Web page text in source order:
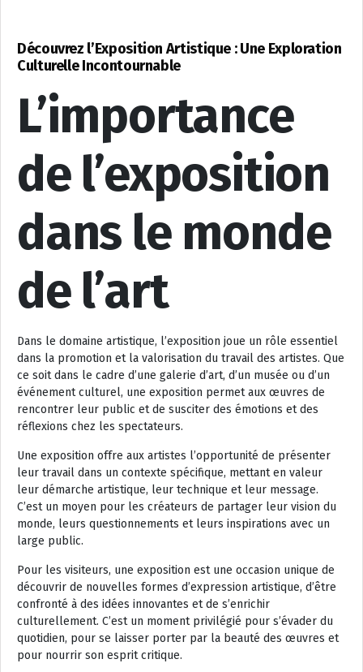
Découvrez l’Exposition Artistique : Une Exploration
Culturelle Incontournable
L’importance
de l’exposition
dans le monde
de l’art
Dans le domaine artistique, l’exposition joue un rôle essentiel
dans la promotion et la valorisation du travail des artistes. Que
ce soit dans le cadre d’une galerie d’art, d’un musée ou d’un
événement culturel, une exposition permet aux œuvres de
rencontrer leur public et de susciter des émotions et des
réflexions chez les spectateurs.
Une exposition offre aux artistes l’opportunité de présenter
leur travail dans un contexte spécifique, mettant en valeur
leur démarche artistique, leur technique et leur message.
C’est un moyen pour les créateurs de partager leur vision du
monde, leurs questionnements et leurs inspirations avec un
large public.
Pour les visiteurs, une exposition est une occasion unique de
découvrir de nouvelles formes d’expression artistique, d’être
confronté à des idées innovantes et de s’enrichir
culturellement. C’est un moment privilégié pour s’évader du
quotidien, pour se laisser porter par la beauté des œuvres et
pour nourrir son esprit critique.